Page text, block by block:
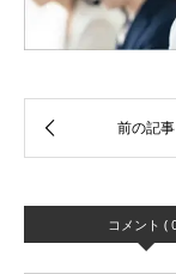
コメント (